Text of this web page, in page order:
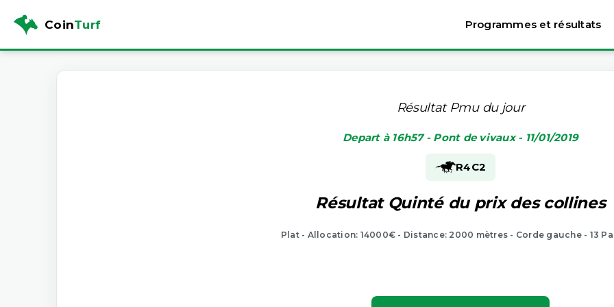
CoinTurf Programmes et résultats
Résultat Pmu du jour
Depart à 16h57 - Pont de vivaux - 11/01/2019
R4C2
Résultat Quinté du prix des collines
Plat - Allocation: 14000€ - Distance: 2000 mètres - Corde gauche - 13